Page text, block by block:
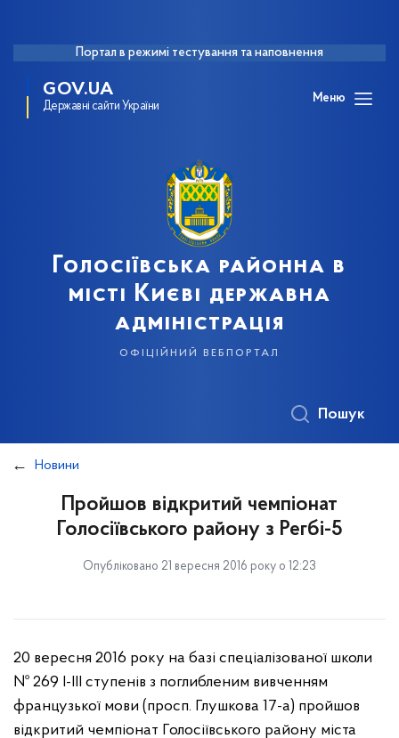
Портал в режимі тестування та наповнення
GOV.UA
Державні сайти України
Меню
Голосіївська районна в
місті Києві державна
адміністрація
офіційний вебпортал
Пошук
Новини
Пройшов відкритий чемпіонат
Голосіївського району з Регбі-5
Опубліковано 21 вересня 2016 року о 12:23
20 вересня 2016 року на базі спеціалізованої школи
№ 269 І-ІІІ ступенів з поглибленим вивченням
французької мови (просп. Глушкова 17-а) пройшов
відкритий чемпіонат Голосіївського району міста